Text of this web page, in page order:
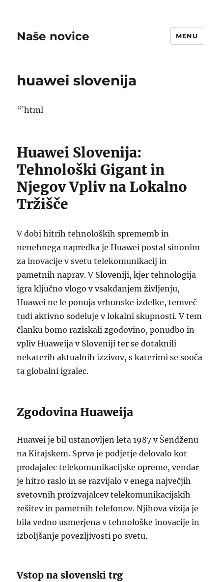
Naše novice MENU
huawei slovenija
“`html
Huawei Slovenija:
Tehnološki Gigant in
Njegov Vpliv na Lokalno
Tržišče
V dobi hitrih tehnoloških sprememb in
nenehnega napredka je Huawei postal sinonim
za inovacije v svetu telekomunikacij in
pametnih naprav. V Sloveniji, kjer tehnologija
igra ključno vlogo v vsakdanjem življenju,
Huawei ne le ponuja vrhunske izdelke, temveč
tudi aktivno sodeluje v lokalni skupnosti. V tem
članku bomo raziskali zgodovino, ponudbo in
vpliv Huaweija v Sloveniji ter se dotaknili
nekaterih aktualnih izzivov, s katerimi se sooča
ta globalni igralec.
Zgodovina Huaweija
Huawei je bil ustanovljen leta 1987 v Šendženu
na Kitajskem. Sprva je podjetje delovalo kot
prodajalec telekomunikacijske opreme, vendar
je hitro raslo in se razvijalo v enega največjih
svetovnih proizvajalcev telekomunikacijskih
rešitev in pametnih telefonov. Njihova vizija je
bila vedno usmerjena v tehnološke inovacije in
izboljšanje povezljivosti po svetu.
Vstop na slovenski trg